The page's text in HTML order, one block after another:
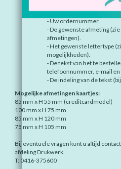
Nadat u besteld heeft,
aaninfo@abca.nlhet
- Uw ordernummer.
- De gewenste afmeting
afmetingen).
- Het gewenste lettertype
mogelijkheden).
- De tekst van het te
telefoonnummer, e-mail en
- De indeling van de tekst
Mogelijke afmetingen kaartjes:
85 mm x H 55 mm (creditcardmodel)
100 mm x H 75 mm
85 mm x H 120 mm
75 mm x H 105 mm
Bij eventuele vragen kunt u altijd
afdeling Drukwerk.
T: 0416-375600